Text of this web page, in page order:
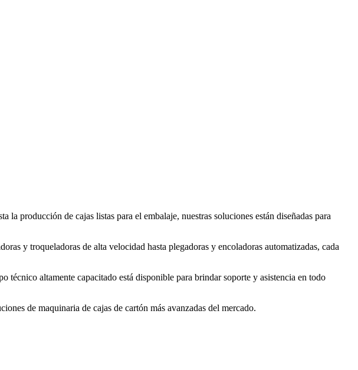
producción de cajas listas para el embalaje, nuestras soluciones están diseñadas para
y troqueladoras de alta velocidad hasta plegadoras y encoladoras automatizadas, cada
técnico altamente capacitado está disponible para brindar soporte y asistencia en todo
de maquinaria de cajas de cartón más avanzadas del mercado.